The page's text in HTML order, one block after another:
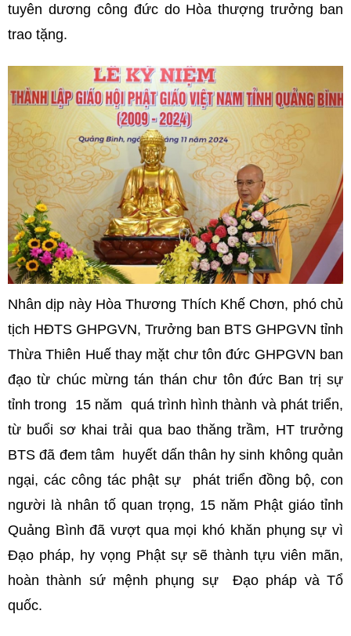
tuyên dương công đức do Hòa thượng trưởng ban
trao tặng.
Nhân dịp này Hòa Thương Thích Khế Chơn, phó chủ
tịch HĐTS GHPGVN, Trưởng ban BTS GHPGVN tỉnh
Thừa Thiên Huế thay mặt chư tôn đức GHPGVN ban
đạo từ chúc mừng tán thán chư tôn đức Ban trị sự
tỉnh trong 15 năm quá trình hình thành và phát triển,
từ buổi sơ khai trải qua bao thăng trầm, HT trưởng
BTS đã đem tâm huyết dấn thân hy sinh không quản
ngại, các công tác phật sự phát triển đồng bộ, con
người là nhân tố quan trọng, 15 năm Phật giáo tỉnh
Quảng Bình đã vượt qua mọi khó khăn phụng sự vì
Đạo pháp, hy vọng Phật sự sẽ thành tựu viên mãn,
hoàn thành sứ mệnh phụng sự Đạo pháp và Tổ
quốc.